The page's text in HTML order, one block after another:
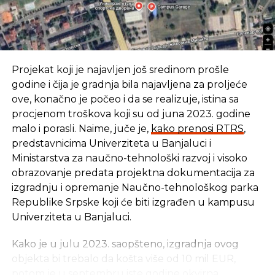
Za pouzdanu zaštitu podataka nudi se enkripcija,
koja će korisnika svakako zaštititi od neovlašćenog
uvida u podatke, ali bi možda korisnicima prijalo i
su podaci zaista sigurni kroz detaljno
dokumentovanje svih sigurnosnih procedura i
matematičku procjenu njihove bezbjednosti –
navlačenje fantomki preko podataka ne vodi
nikuda.
Hardver i usluge
Korisnici, prije svega, mogu da iznajme hardverske
resurse data centara i data centri će im
velikodušno izaći u susret skalabilnom ili čak
hiperskalabilnom ponudom, koja će zadovoljiti
proizvodnje i prodaje, a prištedeti neki dinar kad je
angažovanje resursa manje. Najveće kompanije
Projekat koji je najavljen još sredinom prošle
godine i čija je gradnja bila najavljena za proljeće
ove, konačno je počeo i da se realizuje, istina sa
procjenom troškova koji su od juna 2023. godine
malo i porasli. Naime, juče je, kako prenosi RTRS,
predstavnicima Univerziteta u Banjaluci i
Ministarstva za naučno-tehnološki razvoj i visoko
obrazovanje predata projektna dokumentacija za
izgradnju i opremanje Naučno-tehnološkog parka
Republike Srpske koji će biti izgrađen u kampusu
Univerziteta u Banjaluci.
Kako je u julu 2023. saopšteno, izgradnja ovog
objekta bi trebalo da košta više od 10 mil EUR,